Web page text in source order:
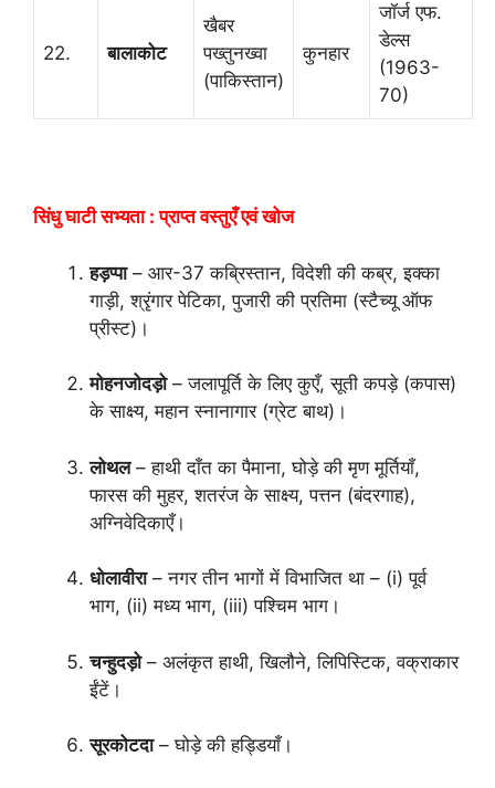
22. बालाकोट
खैबर
पख्तुनख्वा
(पाकिस्तान)
कुनहार
जॉर्ज एफ.
डेल्स
(1963-
70)
सिंधु घाटी सभ्यता : प्राप्त वस्तुएँ एवं खोज
हड़प्पा– आर-37 कब्रिस्तान, विदेशी की कब्र, इक्का
गाड़ी, श्रृंगार पेटिका, पुजारी की प्रतिमा (स्टैच्यू ऑफ
प्रीस्ट)।
मोहनजोदड़ो– जलापूर्ति के लिए कुएँ, सूती कपड़े (कपास)
के साक्ष्य, महान स्नानागार (ग्रेट बाथ)।
लोथल– हाथी दाँत का पैमाना, घोड़े की मृण मूर्तियाँ,
फारस की मुहर, शतरंज के साक्ष्य, पत्तन (बंदरगाह),
अग्निवेदिकाएँ।
धोलावीरा– नगर तीन भागों में विभाजित था – (i) पूर्व
भाग, (ii) मध्य भाग, (iii) पश्चिम भाग।
चन्हुदड़ो– अलंकृत हाथी, खिलौने, लिपिस्टिक, वक्राकार
ईंटें।
सूरकोटदा– घोड़े की हड्डियाँ।